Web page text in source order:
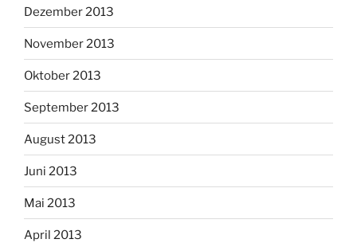
Dezember 2013
November 2013
Oktober 2013
September 2013
August 2013
Juni 2013
Mai 2013
April 2013